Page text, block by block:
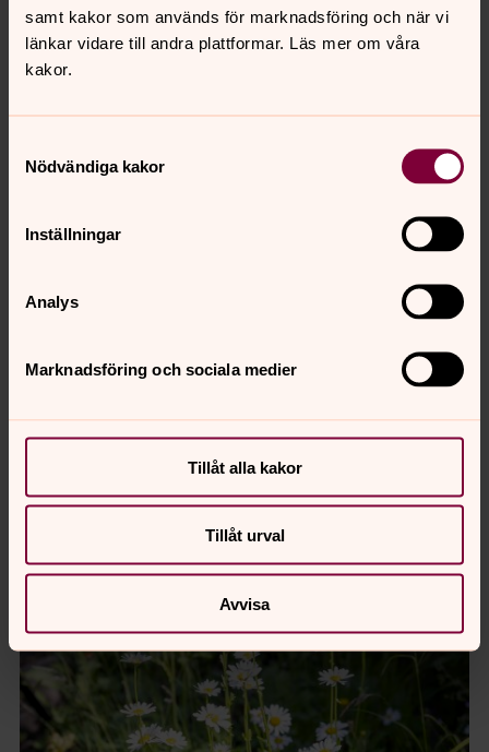
samt kakor som används för marknadsföring och när vi
länkar vidare till andra plattformar. Läs mer om våra
kakor.
Nödvändiga kakor
Inställningar
Analys
Marknadsföring och sociala medier
Tillåt alla kakor
Tillåt urval
Avvisa
Kl. 11.00 Musikgudstjänst i Agunnaryds
Kafferep, trädgårdsinvigning och firande av
Utställning: Året 1925 i Ryssby, Sverige och världen.
Kl. 16.00 Musikgudstjänst i Tutaryds kyrka.